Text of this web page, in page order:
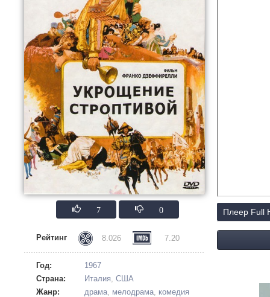
7 0
Рейтинг 8.026 7.20
Год:
1967
Страна:
Италия, США
Жанр:
драма, мелодрама, комедия
Плеер Full